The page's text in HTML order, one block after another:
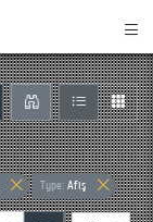
Type: Afiş